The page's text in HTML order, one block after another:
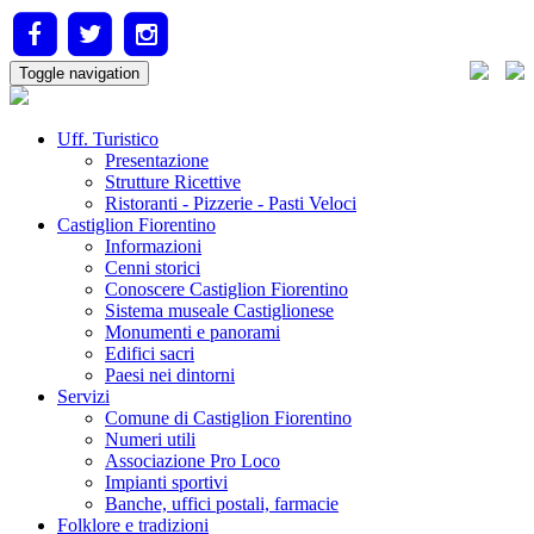
Toggle navigation
Uff. Turistico
Presentazione
Strutture Ricettive
Ristoranti - Pizzerie - Pasti Veloci
Castiglion Fiorentino
Informazioni
Cenni storici
Conoscere Castiglion Fiorentino
Sistema museale Castiglionese
Monumenti e panorami
Edifici sacri
Paesi nei dintorni
Servizi
Comune di Castiglion Fiorentino
Numeri utili
Associazione Pro Loco
Impianti sportivi
Banche, uffici postali, farmacie
Folklore e tradizioni